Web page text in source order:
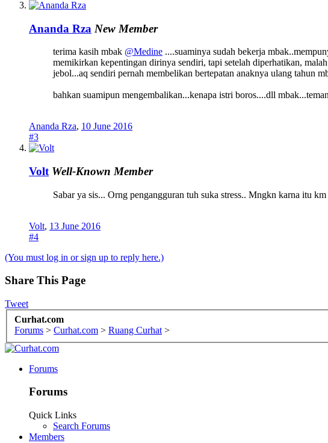
Ananda Rza New Member
terima kasih mbak @Medine ....suaminya sudah bekerja
memikirkan kepentingan dirinya sendiri, tapi setelah diperhatikan,
jebol...aq sendiri pernah membelikan bertepatan anaknya ulang tahun
bahkan suamipun mengembalikan...kenapa istri boros....dll
Ananda Rza, 10 June 2016
#3
Volt Well-Known Member
Sabar ya sis... Orng pengangguran tuh suka stress.. Mngkn karna itu
Volt, 13 June 2016
#4
(You must log in or sign up to reply here.)
Share This Page
Tweet
Curhat.com
Forums > Curhat.com > Ruang Curhat >
Forums
Forums
Quick Links
Search Forums
Members